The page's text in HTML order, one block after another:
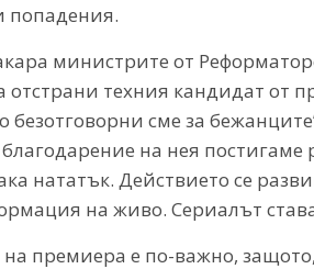
попадения.
министрите от
отстрани техния кандидат от
сме за
на нея постигаме
нататък. Действието се
на живо. Сериалът
премиера е по-важно,